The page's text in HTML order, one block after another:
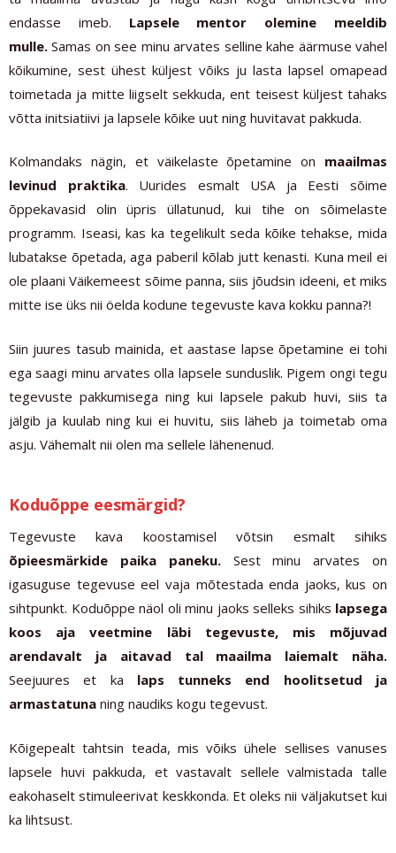
endasse imeb. Lapsele mentor olemine meeldib
mulle.Samas on see minu arvates selline kahe äärmuse vahel
kõikumine, sest ühest küljest võiks ju lasta lapsel omapead
toimetada ja mitte liigselt sekkuda, ent teisest küljest tahaks
võtta initsiatiivi ja lapsele kõike uut ning huvitavat pakkuda.
Kolmandaks nägin, et väikelaste õpetamine on maailmas
levinud praktika. Uurides esmalt USA ja Eesti sõime
õppekavasid olin üpris üllatunud, kui tihe on sõimelaste
programm. Iseasi, kas ka tegelikult seda kõike tehakse, mida
lubatakse õpetada, aga paberil kõlab jutt kenasti. Kuna meil ei
ole plaani Väikemeest sõime panna, siis jõudsin ideeni, et miks
mitte ise üks nii öelda kodune tegevuste kava kokku panna?!
Siin juures tasub mainida, et aastase lapse õpetamine ei tohi
ega saagi minu arvates olla lapsele sunduslik. Pigem ongi tegu
tegevuste pakkumisega ning kui lapsele pakub huvi, siis ta
jälgib ja kuulab ning kui ei huvitu, siis läheb ja toimetab oma
asju. Vähemalt nii olen ma sellele lähenenud.
Koduõppe eesmärgid?
Tegevuste kava koostamisel võtsin esmalt sihiks
õpieesmärkide paika paneku. Sest minu arvates on
igasuguse tegevuse eel vaja mõtestada enda jaoks, kus on
sihtpunkt. Koduõppe näol oli minu jaoks selleks sihiks lapsega
koos aja veetmine läbi tegevuste, mis mõjuvad
arendavalt ja aitavad tal maailma laiemalt näha.
Seejuures et ka laps tunneks end hoolitsetud ja
armastatuna ning naudiks kogu tegevust.
Kõigepealt tahtsin teada, mis võiks ühele sellises vanuses
lapsele huvi pakkuda, et vastavalt sellele valmistada talle
eakohaselt stimuleerivat keskkonda. Et oleks nii väljakutset kui
ka lihtsust.